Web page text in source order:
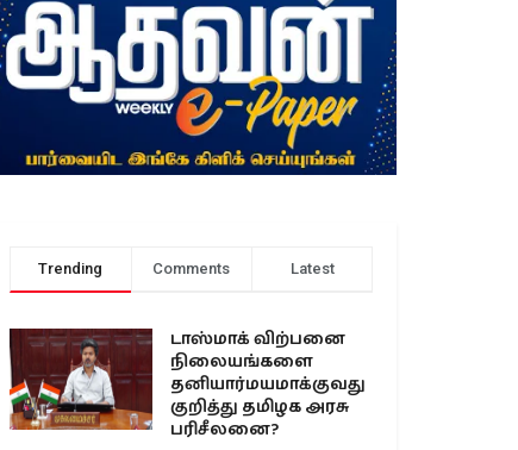
Trending Comments Latest
டாஸ்மாக் விற்பனை
நிலையங்களை
தனியார்மயமாக்குவது
குறித்து தமிழக அரசு
பரிசீலனை?